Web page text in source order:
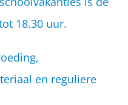
18.30 uur.
en reguliere